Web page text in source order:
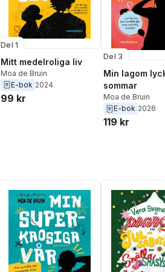
Del 1
Mitt medelroliga liv
Moa de Bruin
E-bok 2024
99 kr
Del 3
Min lagom
sommar
Moa de Bruin
E-bok 2026
119 kr